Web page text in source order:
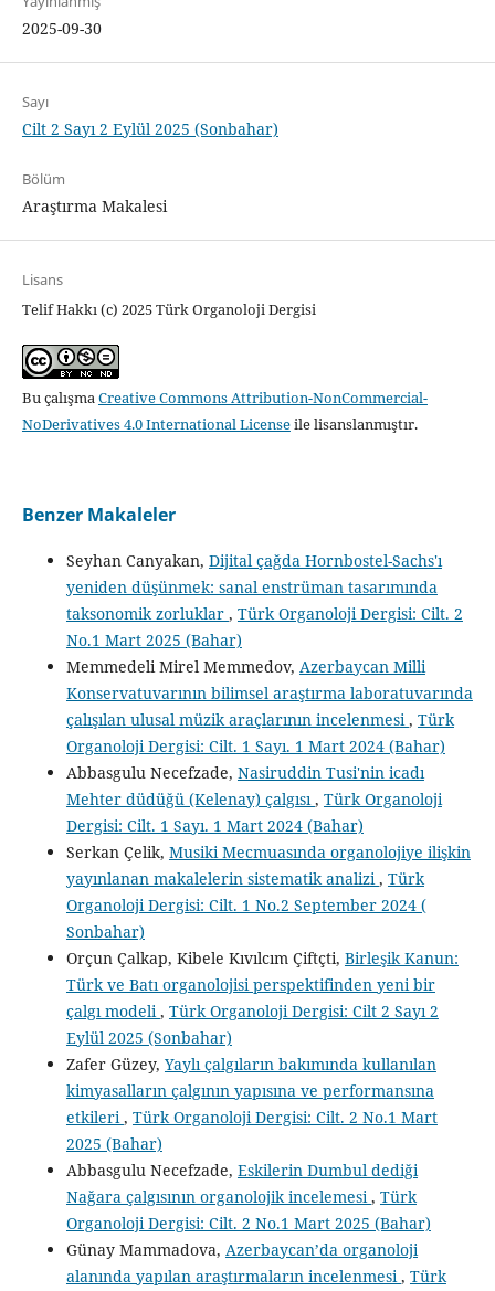
2025-09-30
Sayı
Cilt 2 Sayı 2 Eylül 2025 (Sonbahar)
Bölüm
Araştırma Makalesi
Lisans
Telif Hakkı (c) 2025 Türk Organoloji Dergisi
Bu çalışmaCreative Commons Attribution-NonCommercial-
NoDerivatives 4.0 International Licenseile lisanslanmıştır.
Benzer Makaleler
Seyhan Canyakan, Dijital çağda Hornbostel-Sachs'ı
yeniden düşünmek: sanal enstrüman tasarımında
taksonomik zorluklar , Türk Organoloji Dergisi: Cilt. 2
No.1 Mart 2025 (Bahar)
Memmedeli Mirel Memmedov, Azerbaycan Milli
Konservatuvarının bilimsel araştırma laboratuvarında
çalışılan ulusal müzik araçlarının incelenmesi, Türk
Organoloji Dergisi: Cilt. 1 Sayı. 1 Mart 2024 (Bahar)
Abbasgulu Necefzade, Nasiruddin Tusi'nin icadı
Mehter düdüğü (Kelenay) çalgısı, Türk Organoloji
Dergisi: Cilt. 1 Sayı. 1 Mart 2024 (Bahar)
Serkan Çelik, Musiki Mecmuasında organolojiye ilişkin
yayınlanan makalelerin sistematik analizi, Türk
Organoloji Dergisi: Cilt. 1 No.2 September 2024 (
Sonbahar)
Orçun Çalkap, Kibele Kıvılcım Çiftçti, Birleşik Kanun:
Türk ve Batı organolojisi perspektifinden yeni bir
çalgı modeli, Türk Organoloji Dergisi: Cilt 2 Sayı 2
Eylül 2025 (Sonbahar)
Zafer Güzey, Yaylı çalgıların bakımında kullanılan
kimyasalların çalgının yapısına ve performansına
etkileri, Türk Organoloji Dergisi: Cilt. 2 No.1 Mart
2025 (Bahar)
Abbasgulu Necefzade, Eskilerin Dumbul dediği
Nağara çalgısının organolojik incelemesi, Türk
Organoloji Dergisi: Cilt. 2 No.1 Mart 2025 (Bahar)
Günay Mammadova, Azerbaycan’da organoloji
alanında yapılan araştırmaların incelenmesi, Türk